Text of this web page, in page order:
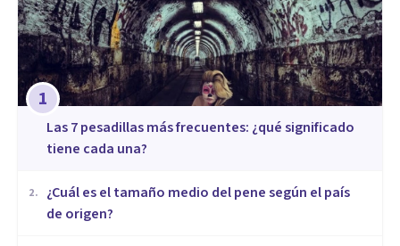
1
Las 7 pesadillas más frecuentes: ¿qué significado
tiene cada una?
2.
¿Cuál es el tamaño medio del pene según el país
de origen?